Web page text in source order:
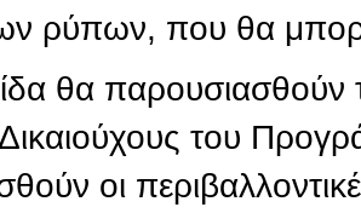
ρύπων, που θα
θα
Δικαιούχους του
οι